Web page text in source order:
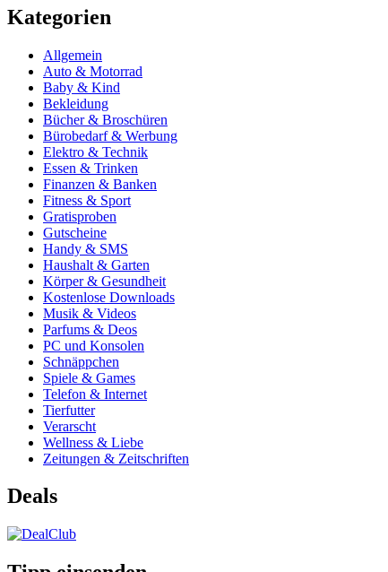
Kategorien
Allgemein
Auto & Motorrad
Baby & Kind
Bekleidung
Bücher & Broschüren
Bürobedarf & Werbung
Elektro & Technik
Essen & Trinken
Finanzen & Banken
Fitness & Sport
Gratisproben
Gutscheine
Handy & SMS
Haushalt & Garten
Körper & Gesundheit
Kostenlose Downloads
Musik & Videos
Parfums & Deos
PC und Konsolen
Schnäppchen
Spiele & Games
Telefon & Internet
Tierfutter
Verarscht
Wellness & Liebe
Zeitungen & Zeitschriften
Deals